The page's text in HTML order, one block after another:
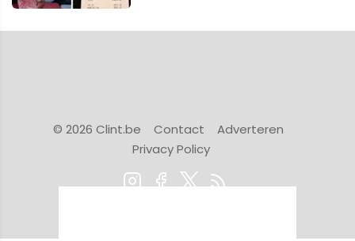
© 2026 Clint.be Contact
Adverteren
Privacy Policy